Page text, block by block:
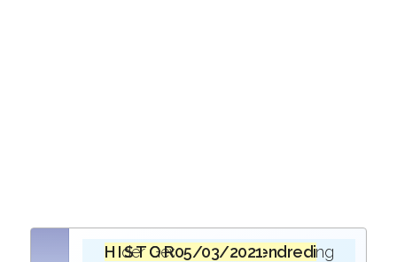
H I S T O R I Q U E
bei der Ziehung der Gewinner des
vendredi 05/03/2021